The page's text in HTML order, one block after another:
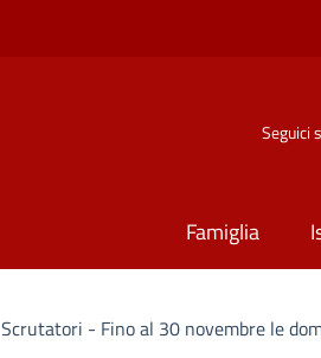
Seguici
Famiglia
Scrutatori - Fino al 30 novembre le